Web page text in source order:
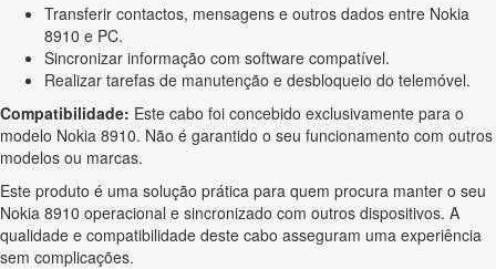
Transferir contactos, mensagens e outros dados entre Nokia
8910 e PC.
Sincronizar informação com software compatível.
Realizar tarefas de manutenção e desbloqueio do telemóvel.
Compatibilidade: Este cabo foi concebido exclusivamente para o
modelo Nokia 8910. Não é garantido o seu funcionamento com outros
modelos ou marcas.
Este produto é uma solução prática para quem procura manter o seu
Nokia 8910 operacional e sincronizado com outros dispositivos. A
qualidade e compatibilidade deste cabo asseguram uma experiência
sem complicações.